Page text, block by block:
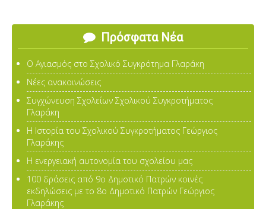
Πρόσφατα Νέα
O Αγιασμός στο Σχολικό Συγκρότημα Γλαράκη
Νέες ανακοινώσεις
Συγχώνευση Σχολείων Σχολικού Συγκροτήματος
Γλαράκη
Η Ιστορία του Σχολικού Συγκροτήματος Γεώργιος
Γλαράκης
Η ενεργειακή αυτονομία του σχολείου μας
100 δράσεις από 9ο Δημοτικό Πατρών κοινές
εκδηλώσεις με το 8ο Δημοτικό Πατρών Γεώργιος
Γλαράκης